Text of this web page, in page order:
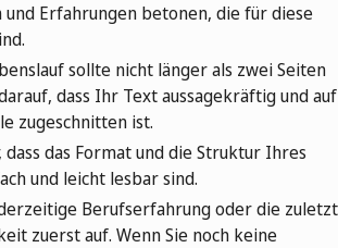
Erfahrungen betonen, die für diese
sollte nicht länger als zwei Seiten
dass Ihr Text aussagekräftig und auf
zugeschnitten ist.
dass das Format und die Struktur Ihres
und leicht lesbar sind.
Berufserfahrung oder die zuletzt
zuerst auf. Wenn Sie noch keine